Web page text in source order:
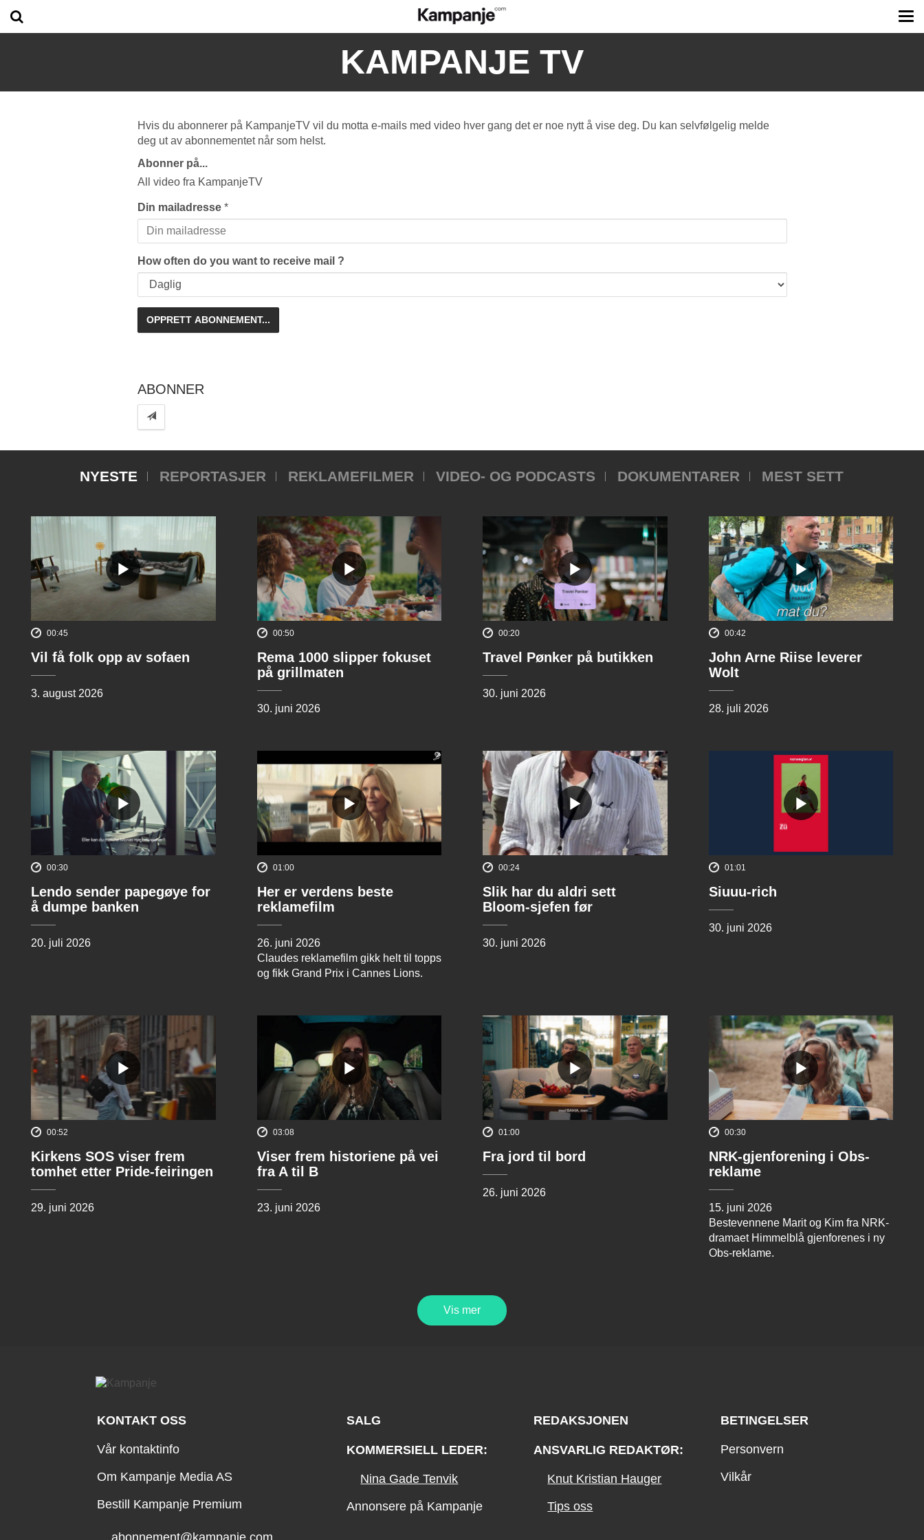
KAMPANJE TV
Hvis du abonnerer på KampanjeTV vil du motta e-mails med video hver gang det er noe nytt å vise deg. Du kan selvfølgelig melde
deg ut av abonnementet når som helst.
Abonner på...
All video fra KampanjeTV
Din mailadresse *
How often do you want to receive mail ?
ABONNER
NYESTE REPORTASJER REKLAMEFILMER VIDEO- OG PODCASTS DOKUMENTARER MEST SETT
00:45
Vil få folk opp av sofaen
3. august 2026
00:50
Rema 1000 slipper fokuset
på grillmaten
30. juni 2026
00:20
Travel Pønker på butikken
30. juni 2026
00:42
John Arne Riise leverer
Wolt
28. juli 2026
00:30
Lendo sender papegøye for
å dumpe banken
20. juli 2026
01:00
Her er verdens beste
reklamefilm
26. juni 2026
Claudes reklamefilm gikk helt til topps
og fikk Grand Prix i Cannes Lions.
00:24
Slik har du aldri sett
Bloom-sjefen før
30. juni 2026
01:01
Siuuu-rich
30. juni 2026
00:52
Kirkens SOS viser frem
tomhet etter Pride-feiringen
29. juni 2026
03:08
Viser frem historiene på vei
fra A til B
23. juni 2026
01:00
Fra jord til bord
26. juni 2026
00:30
NRK-gjenforening i Obs-
reklame
15. juni 2026
Bestevennene Marit og Kim fra NRK-
dramaet Himmelblå gjenforenes i ny
Obs-reklame.
Vis mer
KONTAKT OSS
Vår kontaktinfo
Om Kampanje Media AS
Bestill Kampanje Premium
SALG
KOMMERSIELL LEDER:
Nina Gade Tenvik
Annonsere på Kampanje
REDAKSJONEN
ANSVARLIG REDAKTØR:
Knut Kristian Hauger
Tips oss
BETINGELSER
Personvern
Vilkår